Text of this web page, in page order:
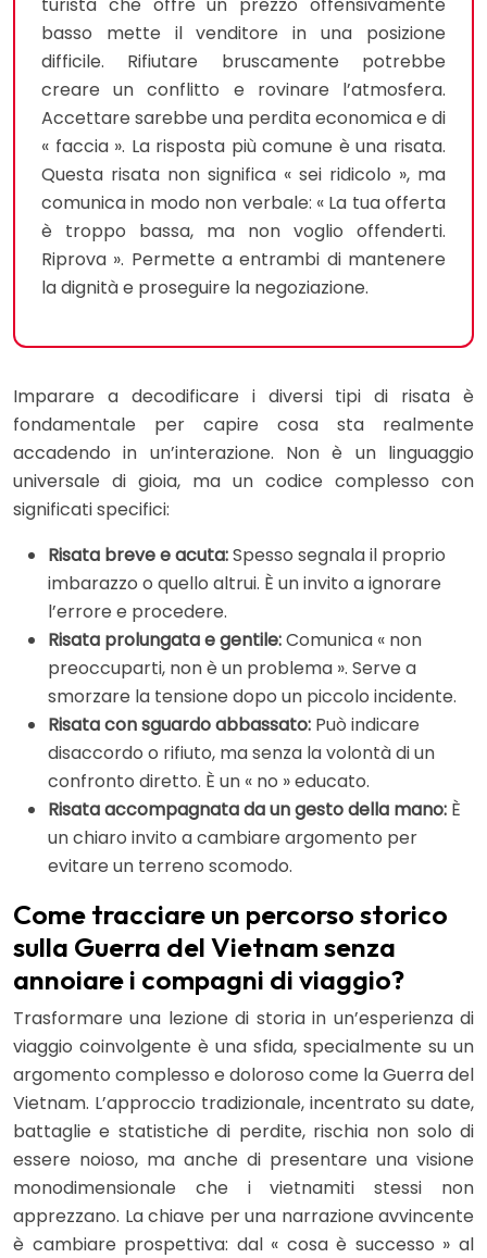
basso mette il venditore in una posizione
difficile. Rifiutare bruscamente potrebbe
creare un conflitto e rovinare l’atmosfera.
Accettare sarebbe una perdita economica e di
« faccia ». La risposta più comune è una risata.
Questa risata non significa « sei ridicolo », ma
comunica in modo non verbale: « La tua offerta
è troppo bassa, ma non voglio offenderti.
Riprova ». Permette a entrambi di mantenere
la dignità e proseguire la negoziazione.
Imparare a decodificare i diversi tipi di risata è
fondamentale per capire cosa sta realmente
accadendo in un’interazione. Non è un linguaggio
universale di gioia, ma un codice complesso con
significati specifici:
Risata breve e acuta:Spesso segnala il proprio
imbarazzo o quello altrui. È un invito a ignorare
l’errore e procedere.
Risata prolungata e gentile:Comunica « non
preoccuparti, non è un problema ». Serve a
smorzare la tensione dopo un piccolo incidente.
Risata con sguardo abbassato: Può indicare
disaccordo o rifiuto, ma senza la volontà di un
confronto diretto. È un « no » educato.
Risata accompagnata da un gesto della mano: È
un chiaro invito a cambiare argomento per
evitare un terreno scomodo.
Come tracciare un percorso storico
sulla Guerra del Vietnam senza
annoiare i compagni di viaggio?
Trasformare una lezione di storia in un’esperienza di
viaggio coinvolgente è una sfida, specialmente su un
argomento complesso e doloroso come la Guerra del
Vietnam. L’approccio tradizionale, incentrato su date,
battaglie e statistiche di perdite, rischia non solo di
essere noioso, ma anche di presentare una visione
monodimensionale che i vietnamiti stessi non
apprezzano. La chiave per una narrazione avvincente
è cambiare prospettiva: dal « cosa è successo » al